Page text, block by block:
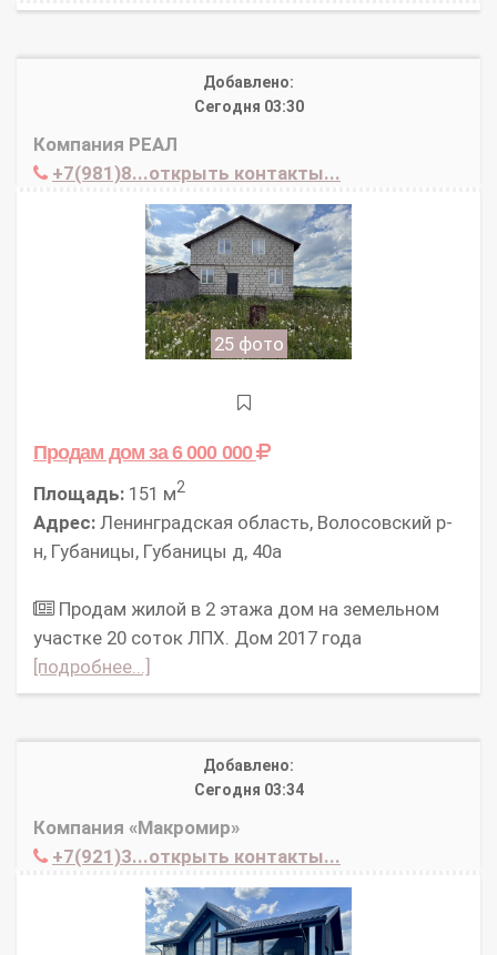
Добавлено:
Сегодня 03:30
Компания РЕАЛ
+7(981)8...открыть контакты...
25 фото
Продам домза 6 000 000
Площадь: 151 м2
Адрес: Ленинградская область, Волосовский р-
н, Губаницы, Губаницы д, 40а
Продам жилой в 2 этажа дом на земельном
участке 20 соток ЛПХ. Дом 2017 года
[подробнее...]
Добавлено:
Сегодня 03:34
Компания «Макромир»
+7(921)3...открыть контакты...